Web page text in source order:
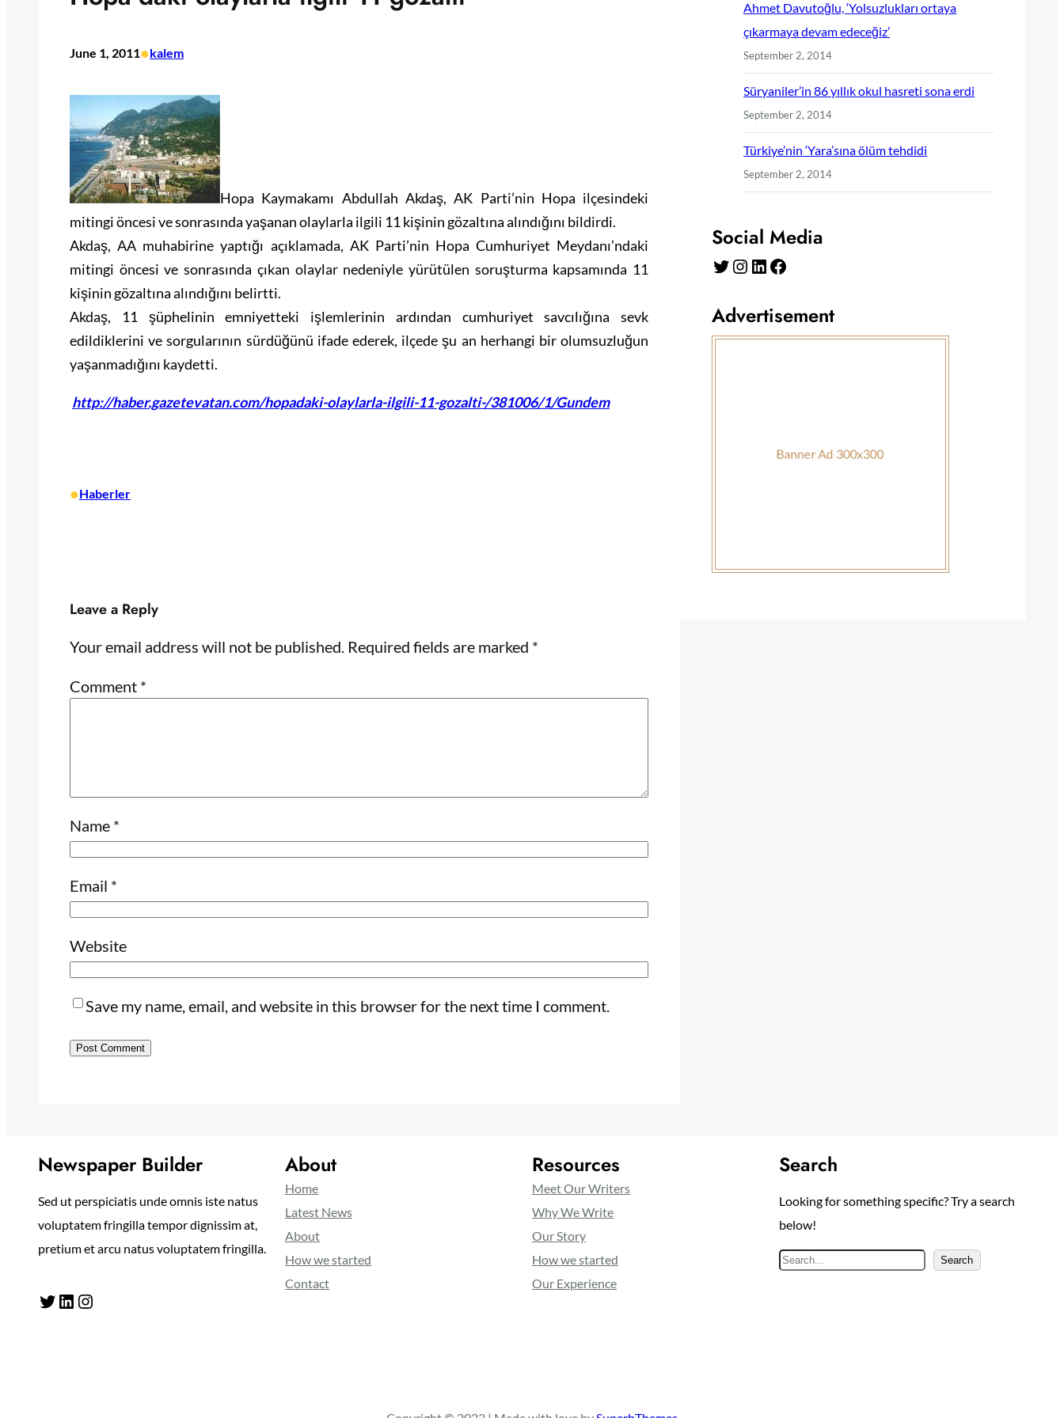
June 1, 2011•kalem
Hopa Kaymakamı Abdullah Akdaş, AK Parti’nin Hopa ilçesindeki
mitingi öncesi ve sonrasında yaşanan olaylarla ilgili 11 kişinin gözaltına alındığını bildirdi.
Akdaş, AA muhabirine yaptığı açıklamada, AK Parti’nin Hopa Cumhuriyet Meydanı’ndaki
mitingi öncesi ve sonrasında çıkan olaylar nedeniyle yürütülen soruşturma kapsamında 11
kişinin gözaltına alındığını belirtti.
Akdaş, 11 şüphelinin emniyetteki işlemlerinin ardından cumhuriyet savcılığına sevk
edildiklerini ve sorgularının sürdüğünü ifade ederek, ilçede şu an herhangi bir olumsuzluğun
yaşanmadığını kaydetti.
http://haber.gazetevatan.com/hopadaki-olaylarla-ilgili-11-gozalti-/381006/1/Gundem
•Haberler
Leave a Reply
Your email address will not be published. Required fields are marked *
Comment *
Name *
Email *
Website
Save my name, email, and website in this browser for the next time I comment.
Ahmet Davutoğlu, ‘Yolsuzlukları ortaya
çıkarmaya devam edeceğiz’
September 2, 2014
Süryaniler’in 86 yıllık okul hasreti sona erdi
September 2, 2014
Türkiye’nin ‘Yara’sına ölüm tehdidi
September 2, 2014
Social Media
Twitter Instagram LinkedIn Facebook
Advertisement
Newspaper Builder
Sed ut perspiciatis unde omnis iste natus
voluptatem fringilla tempor dignissim at,
pretium et arcu natus voluptatem fringilla.
Twitter LinkedIn Instagram
About
Home
Latest News
About
How we started
Contact
Resources
Meet Our Writers
Why We Write
Our Story
How we started
Our Experience
Search
Looking for something specific? Try a search
below!
S
Search